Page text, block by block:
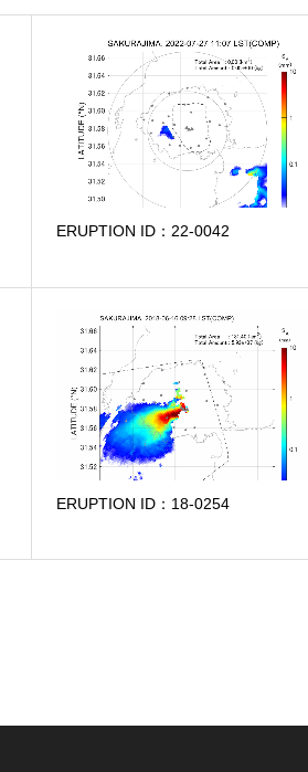
ERUPTION ID：22-0042
ERUPTION ID：18-0254